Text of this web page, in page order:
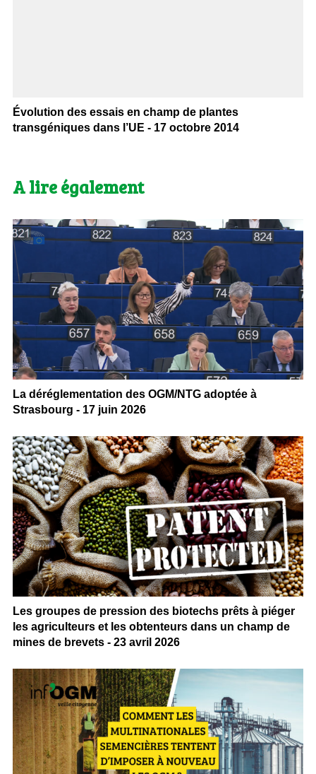
Évolution des essais en champ de plantes
transgéniques dans l’UE - 17 octobre 2014
A lire également
La déréglementation des OGM/NTG adoptée à
Strasbourg - 17 juin 2026
Les groupes de pression des biotechs prêts à piéger
les agriculteurs et les obtenteurs dans un champ de
mines de brevets - 23 avril 2026